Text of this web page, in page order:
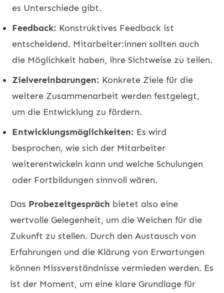
es Unterschiede gibt.
Feedback: Konstruktives Feedback ist
entscheidend. Mitarbeiter:innen sollten auch
die Möglichkeit haben, ihre Sichtweise zu teilen.
Zielvereinbarungen: Konkrete Ziele für die
weitere Zusammenarbeit werden festgelegt,
um die Entwicklung zu fördern.
Entwicklungsmöglichkeiten: Es wird
besprochen, wie sich der Mitarbeiter
weiterentwickeln kann und welche Schulungen
oder Fortbildungen sinnvoll wären.
Das Probezeitgespräch bietet also eine
wertvolle Gelegenheit, um die Weichen für die
Zukunft zu stellen. Durch den Austausch von
Erfahrungen und die Klärung von Erwartungen
können Missverständnisse vermieden werden. Es
ist der Moment, um eine klare Grundlage für